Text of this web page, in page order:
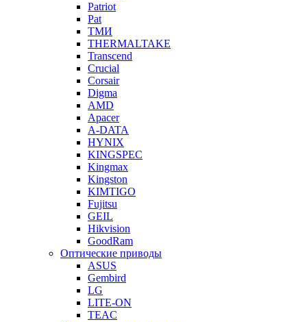
Patriot
Pat
ТМИ
THERMALTAKE
Transcend
Crucial
Corsair
Digma
AMD
Apacer
A-DATA
HYNIX
KINGSPEC
Kingmax
Kingston
KIMTIGO
Fujitsu
GEIL
Hikvision
GoodRam
Оптические приводы
ASUS
Gembird
LG
LITE-ON
TEAC